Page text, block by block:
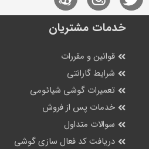
خدمات مشتریان
قوانین و مقررات
شرایط گارانتی
تعمیرات گوشی شیائومی
خدمات پس از فروش
سوالات متداول
دریافت کد فعال سازی گوشی